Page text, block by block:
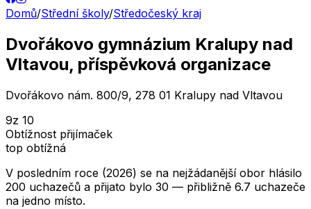
Domů/Střední školy/Středočeský kraj
Dvořákovo gymnázium Kralupy nad
Vltavou, příspěvková organizace
Dvořákovo nám. 800/9, 278 01 Kralupy nad Vltavou
9z 10
Obtížnost přijímaček
top obtížná
V posledním roce (2026) se na nejžádanější obor hlásilo
200 uchazečů a přijato bylo 30 — přibližně 6.7 uchazeče
na jedno místo.